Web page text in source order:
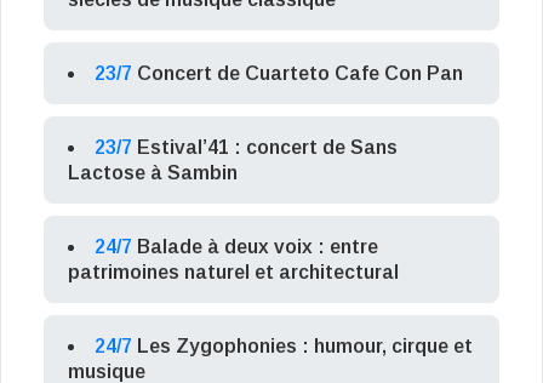
23/7 Concert de Cuarteto Cafe Con Pan
23/7 Estival’41 : concert de Sans
Lactose à Sambin
24/7 Balade à deux voix : entre
patrimoines naturel et architectural
24/7 Les Zygophonies : humour, cirque et
musique